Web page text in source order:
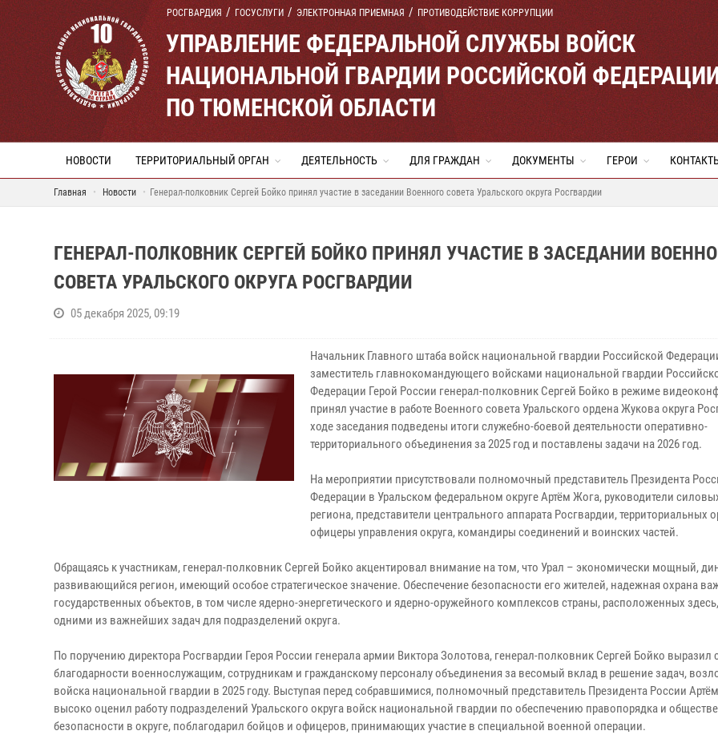
РОСГВАРДИЯ ГОСУСЛУГИ ЭЛЕКТРОННАЯ ПРИЕМНАЯ ПРОТИВОДЕЙСТВИЕ КОРРУПЦИИ
УПРАВЛЕНИЕ ФЕДЕРАЛЬНОЙ СЛУЖБЫ ВОЙСК
НАЦИОНАЛЬНОЙ ГВАРДИИ РОССИЙСКОЙ
ПО ТЮМЕНСКОЙ ОБЛАСТИ
НОВОСТИ ТЕРРИТОРИАЛЬНЫЙ ОРГАН ДЕЯТЕЛЬНОСТЬ ДЛЯ ГРАЖДАН ДОКУМЕНТЫ ГЕРОИ
Главная Новости Генерал-полковник Сергей Бойко принял участие в заседании Военного совета Уральского округа Росгвардии
ГЕНЕРАЛ-ПОЛКОВНИК СЕРГЕЙ БОЙКО ПРИНЯЛ УЧАСТИЕ В ЗАСЕДАНИИ
СОВЕТА УРАЛЬСКОГО ОКРУГА РОСГВАРДИИ
05 декабря 2025, 09:19
Начальник Главного штаба войск национальной гвардии Российской
заместитель главнокомандующего войсками национальной гвардии
Федерации Герой России генерал-полковник Сергей Бойко в режиме
принял участие в работе Военного совета Уральского ордена Жукова округа
ходе заседания подведены итоги служебно-боевой деятельности оперативно-
территориального объединения за 2025 год и поставлены задачи на 2026 год.
На мероприятии присутствовали полномочный представитель Президента
Федерации в Уральском федеральном округе Артём Жога, руководители
региона, представители центрального аппарата Росгвардии, территориальных
офицеры управления округа, командиры соединений и воинских частей.
Обращаясь к участникам, генерал-полковник Сергей Бойко акцентировал внимание на том, что Урал – экономически мощный,
развивающийся регион, имеющий особое стратегическое значение. Обеспечение безопасности его жителей, надежная охрана
государственных объектов, в том числе ядерно-энергетического и ядерно-оружейного комплексов страны, расположенных
одними из важнейших задач для подразделений округа.
По поручению директора Росгвардии Героя России генерала армии Виктора Золотова, генерал-полковник Сергей Бойко выразил
благодарности военнослужащим, сотрудникам и гражданскому персоналу объединения за весомый вклад в решение задач,
войска национальной гвардии в 2025 году. Выступая перед собравшимися, полномочный представитель Президента России
высоко оценил работу подразделений Уральского округа войск национальной гвардии по обеспечению правопорядка и
безопасности в округе, поблагодарил бойцов и офицеров, принимающих участие в специальной военной операции.